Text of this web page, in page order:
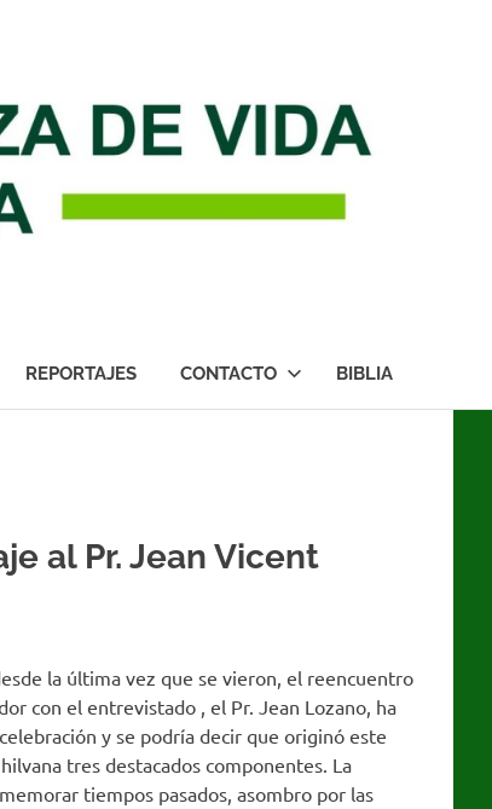
REPORTAJES CONTACTO BIBLIA
al Pr. Jean Vicent
la última vez que se vieron, el reencuentro
con el entrevistado , el Pr. Jean Lozano, ha
y se podría decir que originó este
tres destacados componentes. La
tiempos pasados, asombro por las